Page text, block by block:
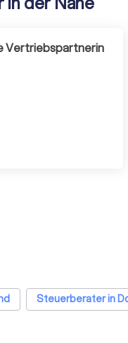
Vertriebspartnerin
Steuerberater in